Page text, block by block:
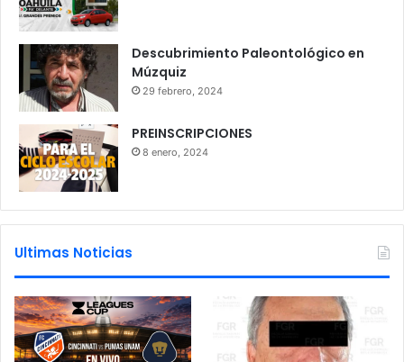
Descubrimiento Paleontológico en
Múzquiz
29 febrero, 2024
PREINSCRIPCIONES
8 enero, 2024
Ultimas Noticias